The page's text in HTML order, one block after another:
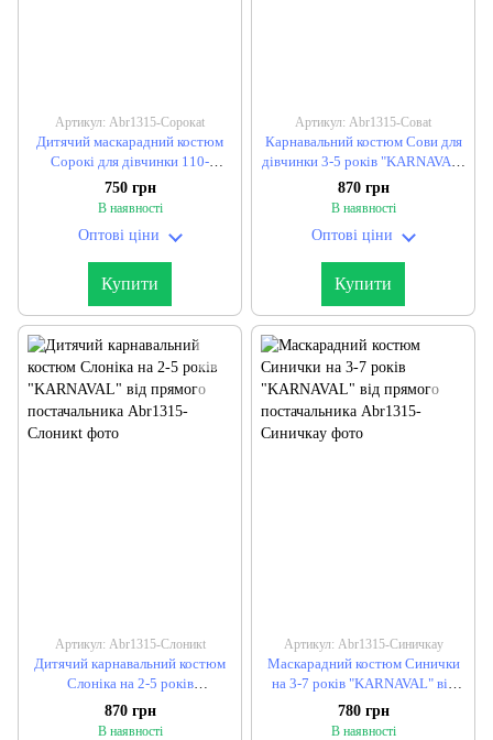
Артикул: Abr1315-Сорокаt
Дитячий маскарадний костюм
Сорокі для дівчинки 110-
116,118-124,126-134 см
"KARNAVAL" від прямого
750 грн
В наявності
Оптові ціни
Купити
Артикул: Abr1315-Соваt
Карнавальний костюм Сови для
дівчинки 3-5 років "KARNAVAL"
від прямого постачальника
870 грн
В наявності
Оптові ціни
Купити
Артикул: Abr1315-Слоникt
Дитячий карнавальний костюм
Слоніка на 2-5 років
"KARNAVAL" від прямого
постачальника
870 грн
В наявності
Артикул: Abr1315-Синичкаy
Маскарадний костюм Синички
на 3-7 років "KARNAVAL" від
прямого постачальника
780 грн
В наявності